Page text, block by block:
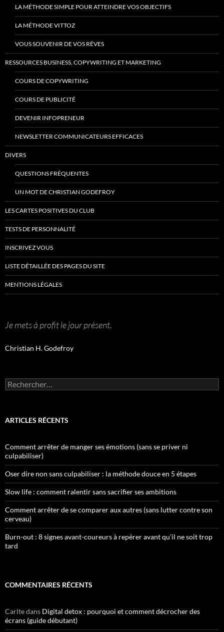
LA MÉTHODE SIMPLE POUR ATTEINDRE VOS OBJECTIFS
LA MÉTHODE VITTOZ
VOUS SOUVENIR DE VOS RÊVES
RESSOURCES BUSINESS, COPYWRITING ET MARKETING
COURS DE COPYWRITING
COURS DE PUBLICITÉ
DEVENIR INFOPRENEUR
NEWSLETTER COMMUNICATEURS EFFICACES
DIVERS
QUESTIONS FRÉQUENTES
UN MOT DE CHRISTIAN GODEFROY
LES CARTES POSITIVES DU CLUB
TESTS DE PERSONNALITÉ
INSCRIVEZ VOUS
LISTE DÉTAILLÉE DES PAGES DU SITE
MENTIONS LÉGALES
Je mets à profit le jour présent.
Christian H. Godefroy
Rechercher :
ARTICLES RÉCENTS
Comment arrêter de manger ses émotions (sans se priver ni
culpabiliser)
Oser dire non sans culpabiliser : la méthode douce en 5 étapes
Slow life : comment ralentir sans sacrifier ses ambitions
Comment arrêter de se comparer aux autres (sans lutter contre son
cerveau)
Burn-out : 8 signes avant-coureurs à repérer avant qu’il ne soit trop
tard
COMMENTAIRES RÉCENTS
Carltedans Digital detox : pourquoi et comment décrocher des
écrans (guide débutant)